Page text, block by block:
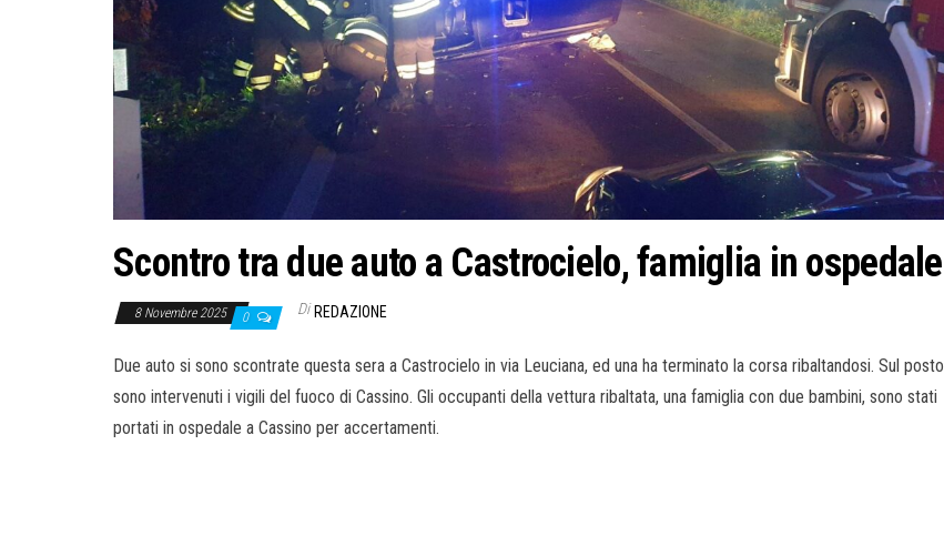
Scontro tra due auto a Castrocielo, famiglia in ospedale
8 Novembre 2025 0 Di REDAZIONE
Due auto si sono scontrate questa sera a Castrocielo in via Leuciana, ed una ha terminato la corsa ribaltandosi. Sul posto
sono intervenuti i vigili del fuoco di Cassino. Gli occupanti della vettura ribaltata, una famiglia con due bambini, sono stati
portati in ospedale a Cassino per accertamenti.